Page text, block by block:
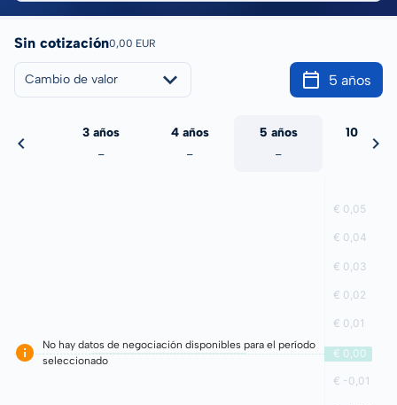
Sin cotización0,00 EUR
Cambio de valor 5 años
3 años
-
4 años
-
5 años
-
10 años
No hay datos de negociación disponibles para el período
seleccionado